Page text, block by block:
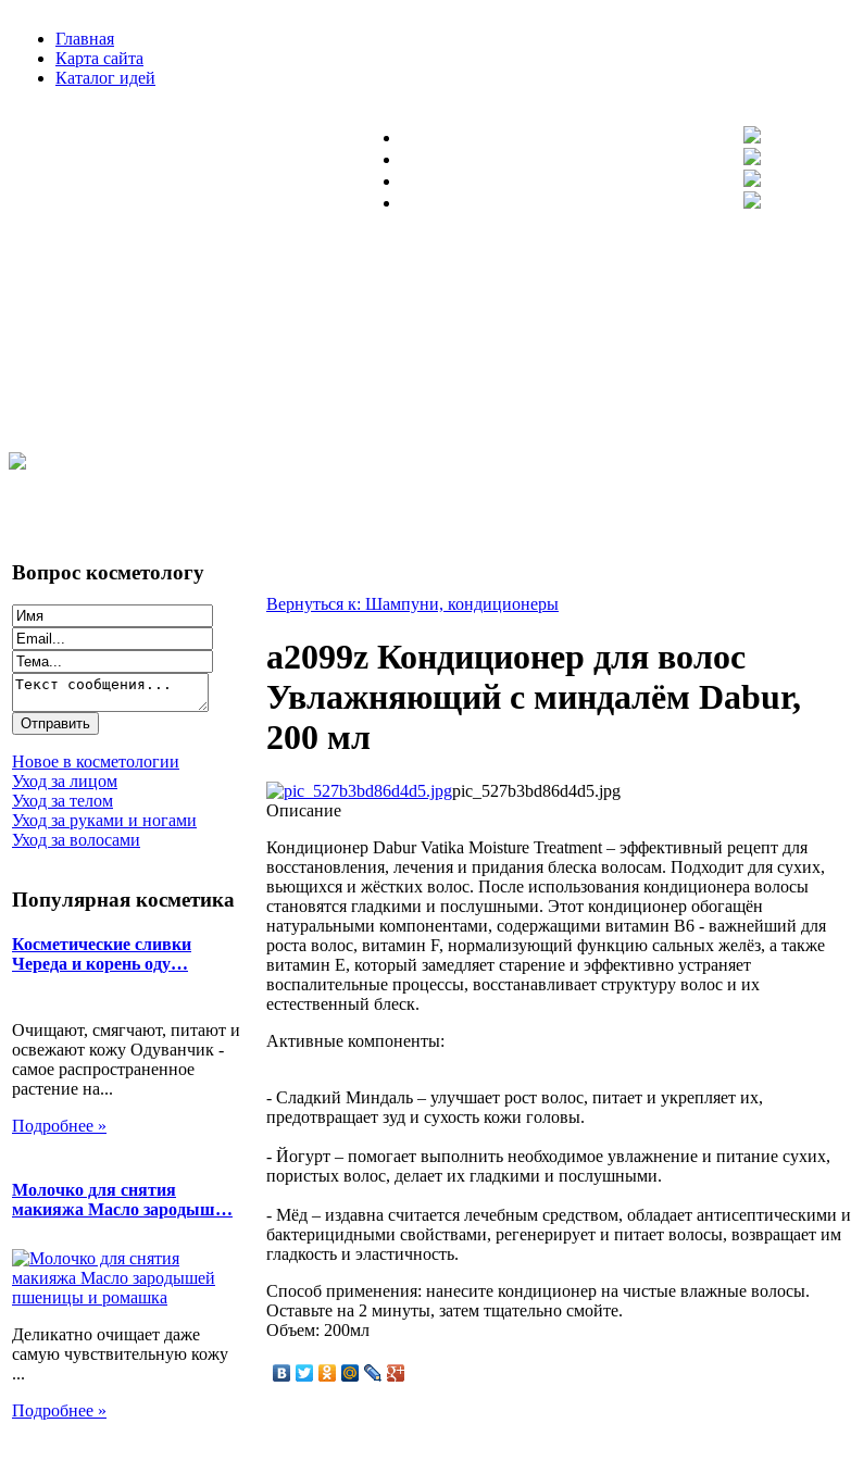
Главная
Карта сайта
Каталог идей
Вопрос косметологу
Новое в косметологии
Уход за лицом
Уход за телом
Уход за руками и ногами
Уход за волосами
Популярная косметика
Косметические сливки
Череда и корень оду…
Очищают, смягчают, питают и
освежают кожу Одуванчик -
самое распространенное
растение на...
Подробнее »
Молочко для снятия
макияжа Масло зародыш…
Деликатно очищает даже
самую чувствительную кожу
...
Подробнее »
Вернуться к: Шампуни, кондиционеры
a2099z Кондиционер для волос
Увлажняющий с миндалём Dabur,
200 мл
pic_527b3bd86d4d5.jpg
Описание
Кондиционер Dabur Vatika Moisture Treatment – эффективный рецепт для
восстановления, лечения и придания блеска волосам. Подходит для сухих,
вьющихся и жёстких волос. После использования кондиционера волосы
становятся гладкими и послушными. Этот кондиционер обогащён
натуральными компонентами, содержащими витамин В6 - важнейший для
роста волос, витамин F, нормализующий функцию сальных желёз, а также
витамин Е, который замедляет старение и эффективно устраняет
воспалительные процессы, восстанавливает структуру волос и их
естественный блеск.
Активные компоненты:
- Сладкий Миндаль – улучшает рост волос, питает и укрепляет их,
предотвращает зуд и сухость кожи головы.
- Йогурт – помогает выполнить необходимое увлажнение и питание сухих,
пористых волос, делает их гладкими и послушными.
- Мёд – издавна считается лечебным средством, обладает антисептическими и
бактерицидными свойствами, регенерирует и питает волосы, возвращает им
гладкость и эластичность.
Способ применения: нанесите кондиционер на чистые влажные волосы.
Оставьте на 2 минуты, затем тщательно смойте.
Объем: 200мл